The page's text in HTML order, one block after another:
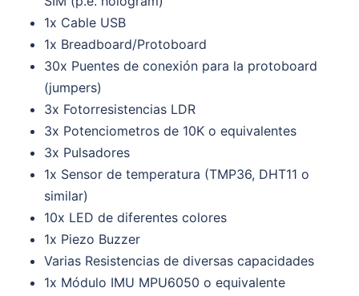
1x Cable USB
1x Breadboard/Protoboard
30x Puentes de conexión para la protoboard
(jumpers)
3x Fotorresistencias LDR
3x Potenciometros de 10K o equivalentes
3x Pulsadores
1x Sensor de temperatura (TMP36, DHT11 o
similar)
10x LED de diferentes colores
1x Piezo Buzzer
Varias Resistencias de diversas capacidades
1x Módulo IMU MPU6050 o equivalente